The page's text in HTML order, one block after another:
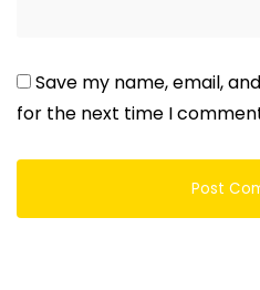
Save my name, email,
for the next time I